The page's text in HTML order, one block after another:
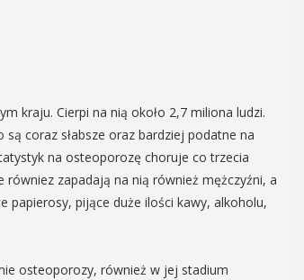
kraju. Cierpi na nią około 2,7 miliona ludzi.
coraz słabsze oraz bardziej podatne na
na osteoporozę choruje co trzecia
zapadają na nią również mężczyźni, a
papierosy, pijące duże ilości kawy, alkoholu,
osteoporozy, również w jej stadium
krwiodawstwa ze zlotem samochodów
pożarniczych. Organizatorami ...
POKAŻ SZCZEGÓŁY